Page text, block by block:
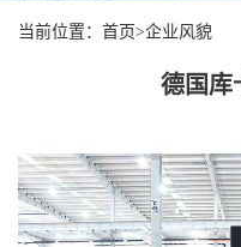
当前位置： 首页>企业风貌
德国库